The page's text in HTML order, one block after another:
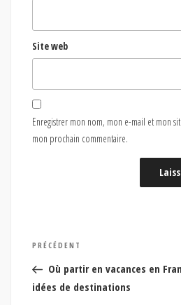
Site web
Enregistrer mon nom, mon e-mail et mon
mon prochain commentaire.
Navigation
de
l’article
Article
précédent
PRÉCÉDENT
Où partir en vacances en
idées de destinations